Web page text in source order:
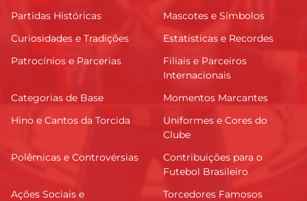
Partidas Históricas
Mascotes e Símbolos
Curiosidades e Tradições
Estatísticas e Recordes
Patrocínios e Parcerias
Filiais e Parceiros
Internacionais
Categorias de Base
Momentos Marcantes
Hino e Cantos da Torcida
Uniformes e Cores do
Clube
Polêmicas e Controvérsias
Contribuições para o
Futebol Brasileiro
Ações Sociais e
Torcedores Famosos